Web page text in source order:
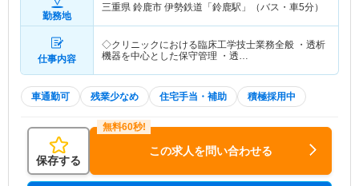
勤務地
三重県 鈴鹿市 伊勢鉄道「鈴鹿駅」（バス・車5分）
仕事内容
◇クリニックにおける臨床工学技士業務全般 ・透析
機器を中心とした保守管理 ・透…
車通勤可 残業少なめ 住宅手当・補助 積極採用中
保存する
この求人を問い合わせる